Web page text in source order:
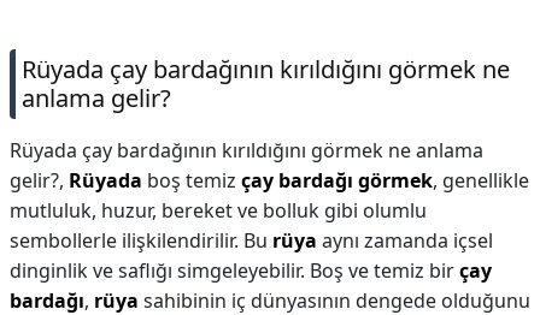
Rüyada çay bardağının kırıldığını görmek ne
anlama gelir?
Rüyada çay bardağının kırıldığını görmek ne anlama
gelir?, Rüyada boş temiz çay bardağı görmek, genellikle
mutluluk, huzur, bereket ve bolluk gibi olumlu
sembollerle ilişkilendirilir. Bu rüya aynı zamanda içsel
dinginlik ve saflığı simgeleyebilir. Boş ve temiz birçay
bardağı, rüya sahibinin iç dünyasının dengede olduğunu